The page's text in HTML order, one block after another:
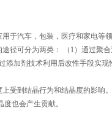
于汽车，包装，医疗和家电等
径可分为两类： （1）通过聚
加剂技术利用后改性手段实现
受到结晶行为和结晶度的影响
度也会产生贡献。